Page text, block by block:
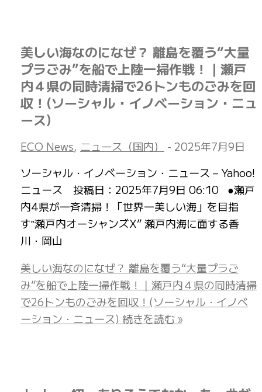
美しい海なのになぜ？ 離島を覆う“大量
プラごみ”を船で上陸一掃作戦！｜瀬戸
内４県の同時清掃で26トンものごみを回
収！(ソーシャル・イノベーション・ニュ
ース)
ECO News, ニュース（国内） - 2025年7月9日
ソーシャル・イノベーション・ニュース – Yahoo!
ニュース 投稿日：2025年7月9日 06:10 ●瀬戸
内4県が一斉清掃！「世界一美しい海」を目指
す‟瀬戸内オーシャンズX” 瀬戸内海に面する香
川・岡山
美しい海なのになぜ？ 離島を覆う“大量プラご
み”を船で上陸一掃作戦！｜瀬戸内４県の同時清掃
で26トンものごみを回収！(ソーシャル・イノベ
ーション・ニュース) 続きを読む »